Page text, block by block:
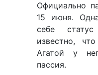
Официально
15 июня.
себе
известно,
Агатой у
пассия.